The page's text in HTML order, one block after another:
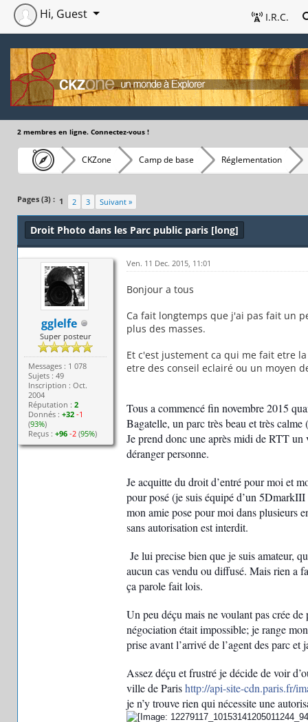
I.R.C.
Hi, Guest
2 membres en ligne. Connectez-vous !
CKZone Camp de base Réglementation
Pages (3) : 1 2 3 Suivant »
Droit Photo dans les Parc public paris [long]
gglelfe
Super posteur
Messages : 1 078
Sujets : 49
Inscription : Oct.
2004
Réputation :2
Donnés :+32 -1
(93%)
Reçus :+96 -2 (95%)
Ven. 11 Dec. 2015, 11:01
Bonjour a tous
Ca fait longtemps que j'ai pas fait un
plus des masses.
Et c'est justement ca qui me fait etre
etre des conseil eclairé ou un moyen
Tous a commencé fin novembre 2015
Bagatelle, un parc très beau et très
Je prend donc une après midi de RTT un
déranger personne.
Je acquitte du droit d’entré pour moi et
pour posé (je suis équipé d’un
mon amie pose pour moi dans plusieurs
sans autorisation est interdit.
Je lui precise bien que je suis amateur,
aucun cas vendu ou diffusé. Mais rien a
ça parole fait lois.
Un peu déçu mais ne voulant pas crée
négociation était impossible; je range
prise avant l’arrivé de l’agent des parc et
Assez déçu et frustré je décide de voir
ville de Parishttp://api-site-cdn.paris.fr/
je n’y trouve rien qui nécessite une